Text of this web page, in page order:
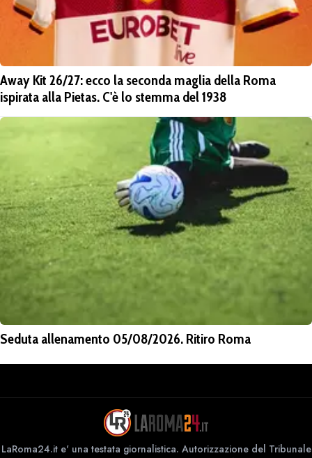
Away Kit 26/27: ecco la seconda maglia della Roma
ispirata alla Pietas. C'è lo stemma del 1938
Seduta allenamento 05/08/2026. Ritiro Roma
LaRoma24.it e' una testata giornalistica. Autorizzazione del Tribunale